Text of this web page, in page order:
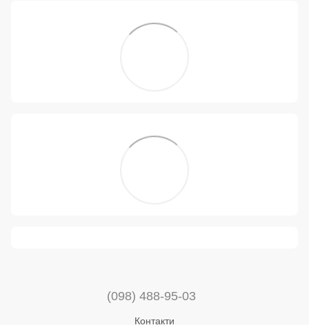
(098) 488-95-03
Контакти